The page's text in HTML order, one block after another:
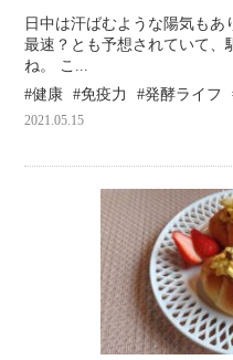
日中は汗ばむような陽気も
最速？とも予想されていて、
ね。 こ...
健康
免疫力 発酵ライフ
2021.05.15